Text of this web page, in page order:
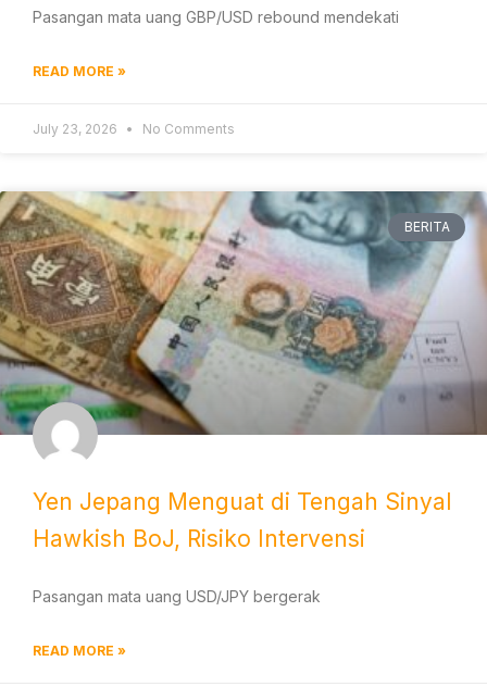
Pasangan mata uang GBP/USD rebound mendekati
READ MORE »
July 23, 2026 No Comments
BERITA
Yen Jepang Menguat di Tengah Sinyal
Hawkish BoJ, Risiko Intervensi
Pasangan mata uang USD/JPY bergerak
READ MORE »